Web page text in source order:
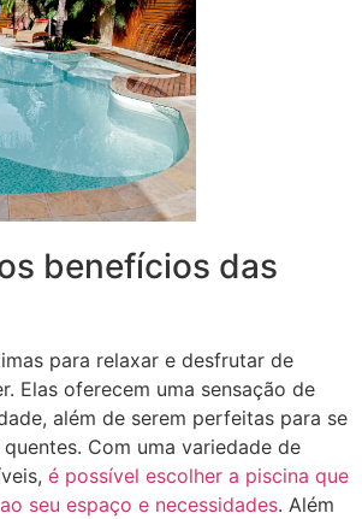
benefícios das
para relaxar e desfrutar de
Elas oferecem uma sensação de
além de serem perfeitas para se
Com uma variedade de
é possível escolher a piscina que
seu espaço e necessidades. Além